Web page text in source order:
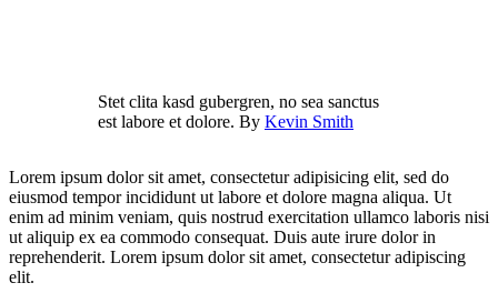
Stet clita kasd gubergren, no sea sanctus
est labore et dolore. By Kevin Smith
Lorem ipsum dolor sit amet, consectetur adipisicing elit, sed do
eiusmod tempor incididunt ut labore et dolore magna aliqua. Ut
enim ad minim veniam, quis nostrud exercitation ullamco laboris nisi
ut aliquip ex ea commodo consequat. Duis aute irure dolor in
reprehenderit. Lorem ipsum dolor sit amet, consectetur adipiscing
elit.